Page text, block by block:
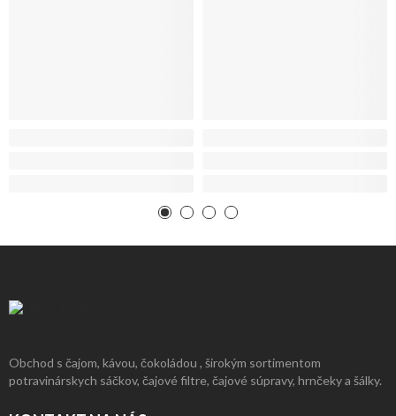
Obchod s čajom, kávou, čokoládou , širokým sortimentom
potravinárskych sáčkov, čajové filtre, čajové súpravy, hrnčeky a šálky.